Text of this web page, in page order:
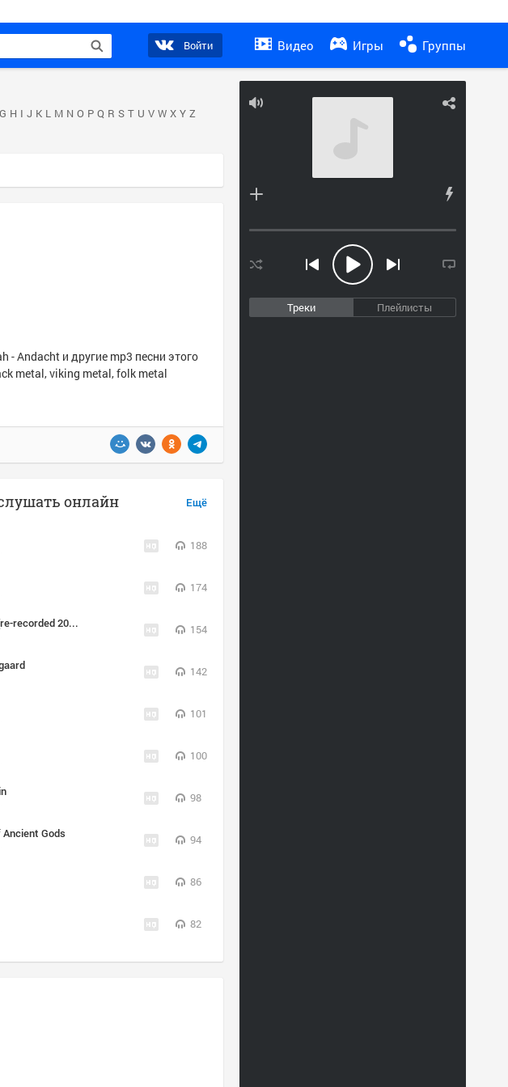
Войти Видео Игры Группы
Треки Плейлисты
G H I J K L M N O P Q R S T U V W X Y Z
Andacht и другие mp3 песни этого
metal, viking metal, folk metal
Ещё
онлайн
188
174
Feld der Ehre (re-recorded 2012)
154
142
101
100
98
Gods
94
86
82